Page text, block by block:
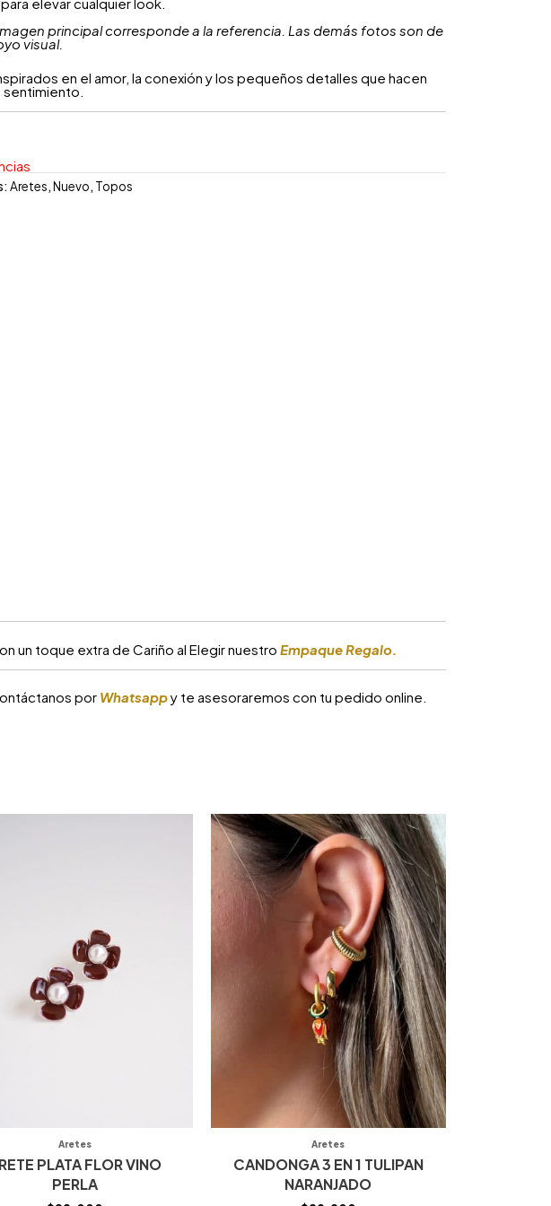
elevar cualquier look.
principal corresponde a la referencia. Las demás fotos son de
visual.
en el amor, la conexión y los pequeños detalles que hacen
sentimiento.
Aretes,Nuevo, Topos
un toque extra de Cariño al Elegir nuestro Empaque Regalo.
por Whatsappy te asesoraremos con tu pedido online.
Aretes
PLATA FLOR VINO
PERLA
Aretes
CANDONGA 3 EN 1 TULIPAN
NARANJADO